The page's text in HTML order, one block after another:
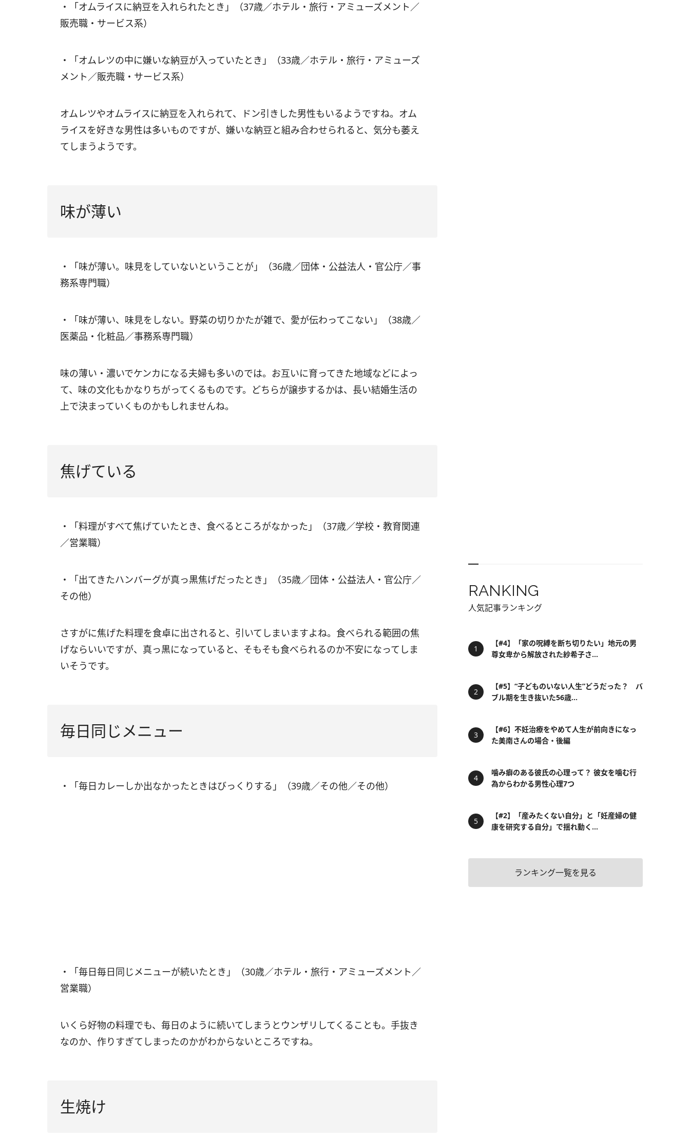
・「オムライスに納豆を入れられたとき」（37歳／ホテル・旅行・アミューズメント／
販売職・サービス系）
・「オムレツの中に嫌いな納豆が入っていたとき」（33歳／ホテル・旅行・アミューズ
メント／販売職・サービス系）
オムレツやオムライスに納豆を入れられて、ドン引きした男性もいるようですね。オム
ライスを好きな男性は多いものですが、嫌いな納豆と組み合わせられると、気分も萎え
てしまうようです。
味が薄い
・「味が薄い。味見をしていないということが」（36歳／団体・公益法人・官公庁／事
務系専門職）
・「味が薄い、味見をしない。野菜の切りかたが雑で、愛が伝わってこない」（38歳／
医薬品・化粧品／事務系専門職）
味の薄い・濃いでケンカになる夫婦も多いのでは。お互いに育ってきた地域などによっ
て、味の文化もかなりちがってくるものです。どちらが譲歩するかは、長い結婚生活の
上で決まっていくものかもしれませんね。
焦げている
・「料理がすべて焦げていたとき、食べるところがなかった」（37歳／学校・教育関連
／営業職）
・「出てきたハンバーグが真っ黒焦げだったとき」（35歳／団体・公益法人・官公庁／
その他）
さすがに焦げた料理を食卓に出されると、引いてしまいますよね。食べられる範囲の焦
げならいいですが、真っ黒になっていると、そもそも食べられるのか不安になってしま
いそうです。
毎日同じメニュー
・「毎日カレーしか出なかったときはびっくりする」（39歳／その他／その他）
・「毎日毎日同じメニューが続いたとき」（30歳／ホテル・旅行・アミューズメント／
営業職）
いくら好物の料理でも、毎日のように続いてしまうとウンザリしてくることも。手抜き
なのか、作りすぎてしまったのかがわからないところですね。
生焼け
RANKING
人気記事ランキング
【#4】「家の呪縛を断ち切りたい」地元の男
尊女卑から解放された紗希子さ...
【#5】“子どものいない人生”どうだった？ バ
ブル期を生き抜いた56歳...
【#6】不妊治療をやめて人生が前向きになっ
た美南さんの場合・後編
噛み癖のある彼氏の心理って？ 彼女を噛む行
為からわかる男性心理7つ
【#2】「産みたくない自分」と「妊産婦の健
康を研究する自分」で揺れ動く...
ランキング一覧を見る